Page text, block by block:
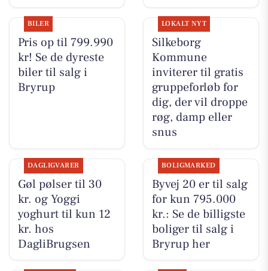
BILER
Pris op til 799.990
kr! Se de dyreste
biler til salg i
Bryrup
LOKALT NYT
Silkeborg
Kommune
inviterer til gratis
gruppeforløb for
dig, der vil droppe
røg, damp eller
snus
DAGLIGVARER
Gøl pølser til 30
kr. og Yoggi
yoghurt til kun 12
kr. hos
DagliBrugsen
BOLIGMARKED
Byvej 20 er til salg
for kun 795.000
kr.: Se de billigste
boliger til salg i
Bryrup her